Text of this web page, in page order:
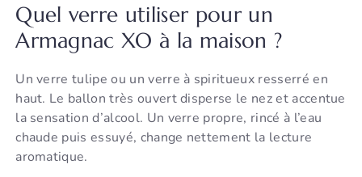
Quel verre utiliser pour un
Armagnac XO à la maison ?
Un verre tulipe ou un verre à spiritueux resserré en
haut. Le ballon très ouvert disperse le nez et accentue
la sensation d’alcool. Un verre propre, rincé à l’eau
chaude puis essuyé, change nettement la lecture
aromatique.